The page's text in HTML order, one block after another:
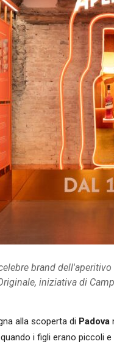
brand
iniziativa di
alla scoperta di Padova
i figli erano piccoli